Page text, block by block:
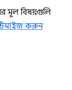
মূল বিষয়গুলি
করুন